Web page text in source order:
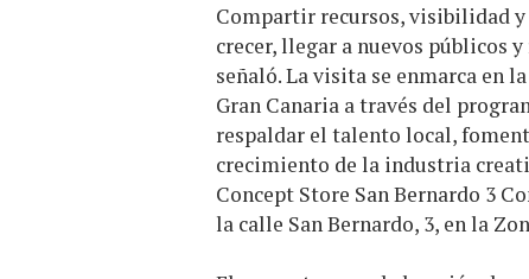
Compartir recursos, visibilidad y
crecer, llegar a nuevos públicos
señaló. La visita se enmarca en
Gran Canaria a través del
respaldar el talento local,
crecimiento de la industria
Concept Store San Bernardo 3
la calle San Bernardo, 3, en la